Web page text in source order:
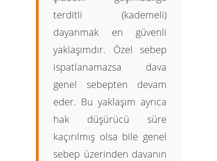
terditli (kademeli)
dayanmak en güvenli
yaklaşımdır. Özel sebep
ispatlanamazsa dava
genel sebepten devam
eder. Bu yaklaşım ayrıca
hak düşürücü süre
kaçırılmış olsa bile genel
sebep üzerinden davanın